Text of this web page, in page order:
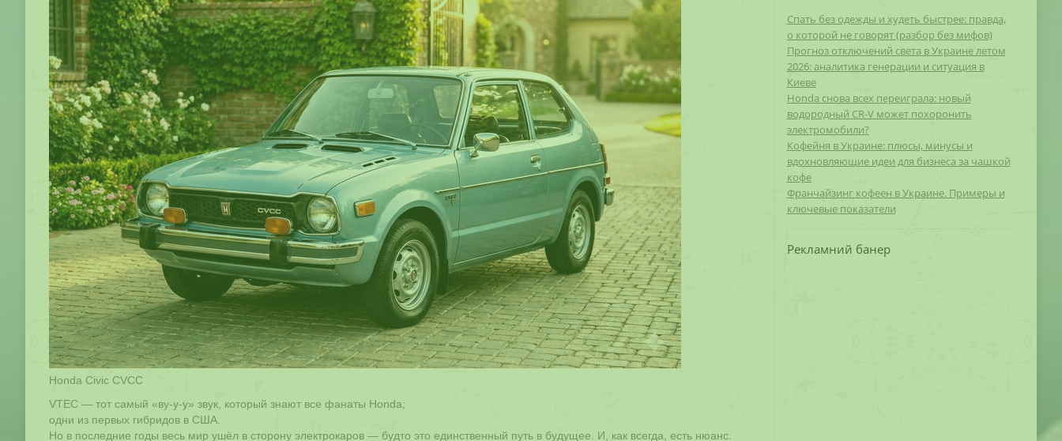
Honda Civic CVCC
VTEC — тот самый «ву-у-у» звук, который знают все фанаты Honda;
одни из первых гибридов в США.
Но в последние годы весь мир ушёл в сторону электрокаров — будто это единственный путь в будущее. И, как всегда, есть нюанс.
Спать без одежды и худеть быстрее: правда,
о которой не говорят (разбор без мифов)
Прогноз отключений света в Украине летом
2026: аналитика генерации и ситуация в
Киеве
Honda снова всех переиграла: новый
водородный CR-V может похоронить
электромобили?
Кофейня в Украине: плюсы, минусы и
вдохновляющие идеи для бизнеса за чашкой
кофе
Франчайзинг кофеен в Украине. Примеры и
ключевые показатели
Рекламний банер